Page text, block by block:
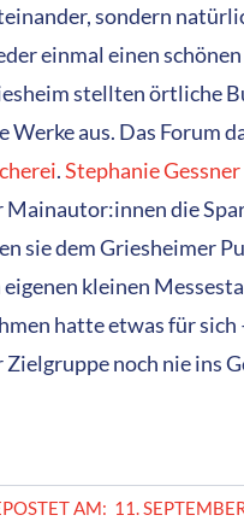
sondern
einmal einen
stellten örtliche
Werke aus. Das Forum
.Stephanie Gessner
Mainautor:innen die
sie dem Griesheimer
eigenen kleinen
hatte etwas für
Zielgruppe noch nie ins
AM: 11.